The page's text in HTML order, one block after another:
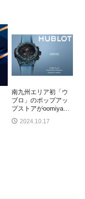
南九州エリア初「ウ
ブロ」のポップアッ
プストアがoomiya…
2024.10.17